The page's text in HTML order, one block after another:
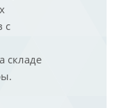
с
складе